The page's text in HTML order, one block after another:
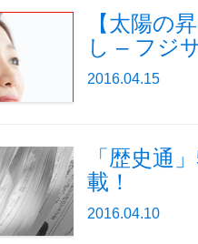
【太陽の
し – フジ
2016.04.15
「歴史通
載！
2016.04.10